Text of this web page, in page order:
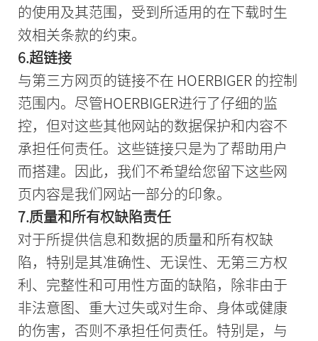
的使用及其范围，受到所适用的在下载时生
效相关条款的约束。
6.超链接
与第三方网页的链接不在 HOERBIGER 的控制
范围内。尽管HOERBIGER进行了仔细的监
控，但对这些其他网站的数据保护和内容不
承担任何责任。这些链接只是为了帮助用户
而搭建。因此，我们不希望给您留下这些网
页内容是我们网站一部分的印象。
7.质量和所有权缺陷责任
对于所提供信息和数据的质量和所有权缺
陷，特别是其准确性、无误性、无第三方权
利、完整性和可用性方面的缺陷，除非由于
非法意图、重大过失或对生命、身体或健康
的伤害，否则不承担任何责任。特别是，与